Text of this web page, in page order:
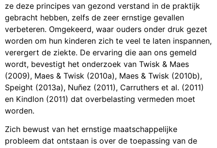
ze deze principes van gezond verstand in de praktijk
gebracht hebben, zelfs de zeer ernstige gevallen
verbeteren. Omgekeerd, waar ouders onder druk gezet
worden om hun kinderen zich te veel te laten inspannen,
verergert de ziekte. De ervaring die aan ons gemeld
wordt, bevestigt het onderzoek van Twisk & Maes
(2009), Maes & Twisk (2010a), Maes & Twisk (2010b),
Speight (2013a), Nuñez (2011), Carruthers et al. (2011)
en Kindlon (2011) dat overbelasting vermeden moet
worden.
Zich bewust van het ernstige maatschappelijke
probleem dat ontstaan is over de toepassing van de